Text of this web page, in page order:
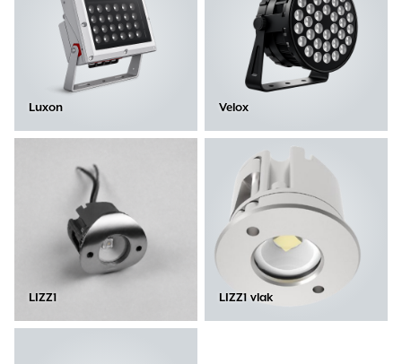
Luxon Velox
LIZZ1 LIZZ1 vlak